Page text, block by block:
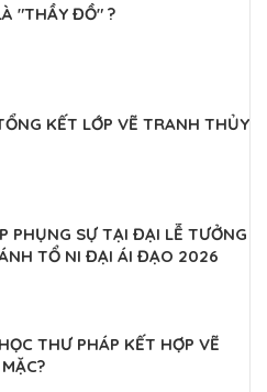
"THẦY ĐỒ" ?
KẾT LỚP VẼ TRANH THỦY
PHỤNG SỰ TẠI ĐẠI LỄ TƯỞNG
TỔ NI ĐẠI ÁI ĐẠO 2026
THƯ PHÁP KẾT HỢP VẼ